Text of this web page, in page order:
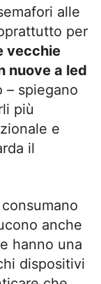
alle
per
vecchie
nuove a led
– spiegano
più
e
il
anche
hanno una
dispositivi